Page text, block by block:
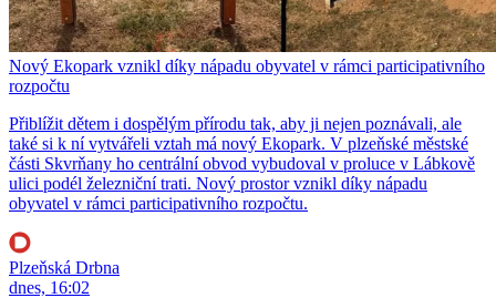
Nový Ekopark vznikl díky nápadu obyvatel v rámci participativního
rozpočtu
Přiblížit dětem i dospělým přírodu tak, aby ji nejen poznávali, ale
také si k ní vytvářeli vztah má nový Ekopark. V plzeňské městské
části Skvrňany ho centrální obvod vybudoval v proluce v Lábkově
ulici podél železniční trati. Nový prostor vznikl díky nápadu
obyvatel v rámci participativního rozpočtu.
Plzeňská Drbna
dnes, 16:02